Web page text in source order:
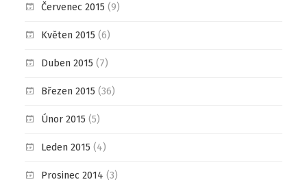
Červenec 2015 (9)
Květen 2015 (6)
Duben 2015 (7)
Březen 2015 (36)
Únor 2015 (5)
Leden 2015 (4)
Prosinec 2014 (3)